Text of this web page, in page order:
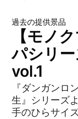
過去の提供景品
【モノ
パシリ
vol.1
『ダンガンロ
生』シリーズ
手のひらサイ